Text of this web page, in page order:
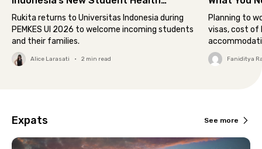
Checkup Event
Rukita returns to Universitas Indonesia during
PEMKES UI 2026 to welcome incoming students
and their families.
Alice Larasati • 2 min read
Move
Planning to
visas, cost of
Faniditya
Expats See more